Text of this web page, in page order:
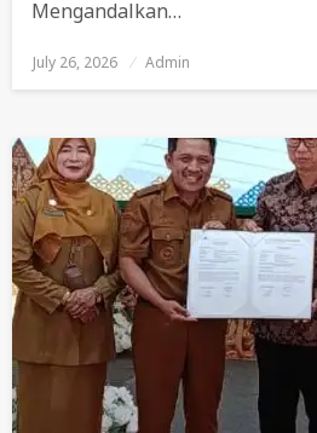
Mengandalkan…
Posted
On
July 26, 2026 Admin